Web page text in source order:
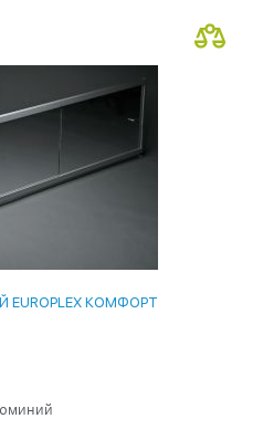
EUROPLEX КОМФОРТ